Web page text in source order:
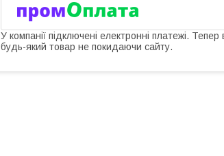
У компанії підключені електронні платежі.
будь-який товар не покидаючи сайту.